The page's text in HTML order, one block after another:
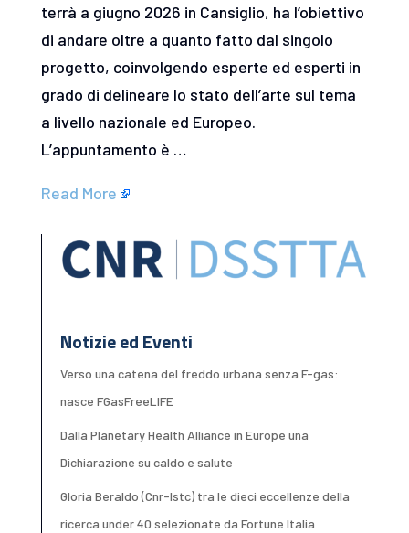
terrà a giugno 2026 in Cansiglio, ha l’obiettivo
di andare oltre a quanto fatto dal singolo
progetto, coinvolgendo esperte ed esperti in
grado di delineare lo stato dell’arte sul tema
a livello nazionale ed Europeo.
L’appuntamento è …
Read More
Notizie ed Eventi
Verso una catena del freddo urbana senza F-gas:
nasce FGasFreeLIFE
Dalla Planetary Health Alliance in Europe una
Dichiarazione su caldo e salute
Gloria Beraldo (Cnr-Istc) tra le dieci eccellenze della
ricerca under 40 selezionate da Fortune Italia